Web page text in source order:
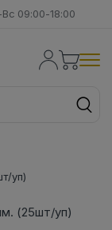
09:00-18:00
уп)